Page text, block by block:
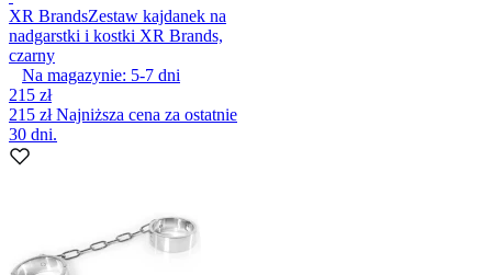
XR BrandsZestaw kajdanek na
nadgarstki i kostki XR Brands,
czarny
Na magazynie: 5-7 dni
215 zł
215 złNajniższa cena za ostatnie
30 dni.